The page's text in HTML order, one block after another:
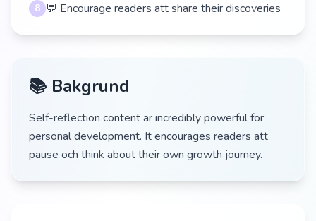
8 💬 Encourage readers att share their discoveries
📚 Bakgrund
Self-reflection content är incredibly powerful för
personal development. It encourages readers att
pause och think about their own growth journey.